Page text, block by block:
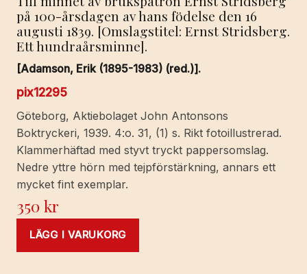
på 100-årsdagen av hans födelse den 16
augusti 1839. [Omslagstitel: Ernst Stridsberg.
Ett hundraårsminne].
[Adamson, Erik (1895-1983) (red.)].
pix12295
Göteborg, Aktiebolaget John Antonsons
Boktryckeri, 1939. 4:o. 31, (1) s. Rikt fotoillustrerad.
Klammerhäftad med styvt tryckt pappersomslag.
Nedre yttre hörn med tejpförstärkning, annars ett
mycket fint exemplar.
350kr
LÄGG I VARUKORG